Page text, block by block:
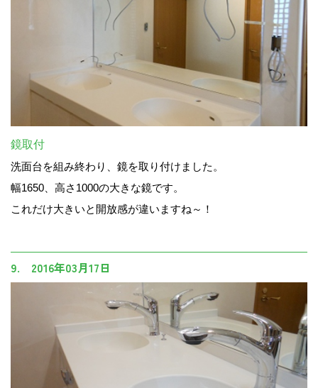
鏡取付
洗面台を組み終わり、鏡を取り付けました。
幅1650、高さ1000の大きな鏡です。
これだけ大きいと開放感が違いますね～！
9. 2016年03月17日